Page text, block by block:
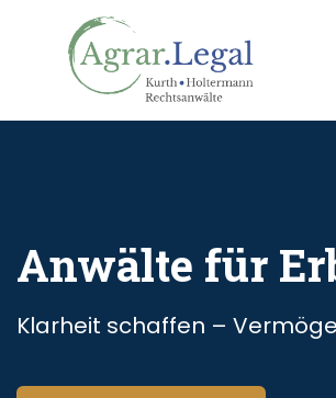
Anwälte für
Klarheit schaffen –